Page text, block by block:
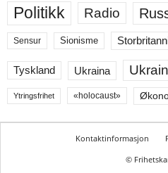
Politikk Radio
Sensur Sionisme
Tyskland Ukraina
Ytringsfrihet «holocaust»
Kontaktinformasjon
©